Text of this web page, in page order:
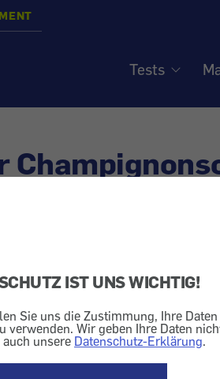
IST UNS WICHTIG!
Sie uns die Zustimmung, Ihre
verwenden. Wir geben Ihre Daten
auch unsere Datenschutz-Erklärung.
Tests
und
Fleisch